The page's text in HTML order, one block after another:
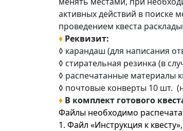
активных действий в поиске
проведением квеста
♦ Реквизит:
◊ карандаш (для написания
◊ стирательная резинка (в
◊ распечатанные материалы
◊ почтовые конверты 10 шт.
♦ В комплект готового
Файлы необходимо
1. Файл «Инструкция к